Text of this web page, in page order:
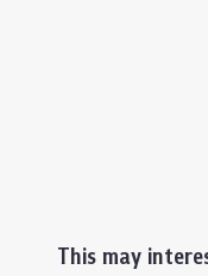
This may